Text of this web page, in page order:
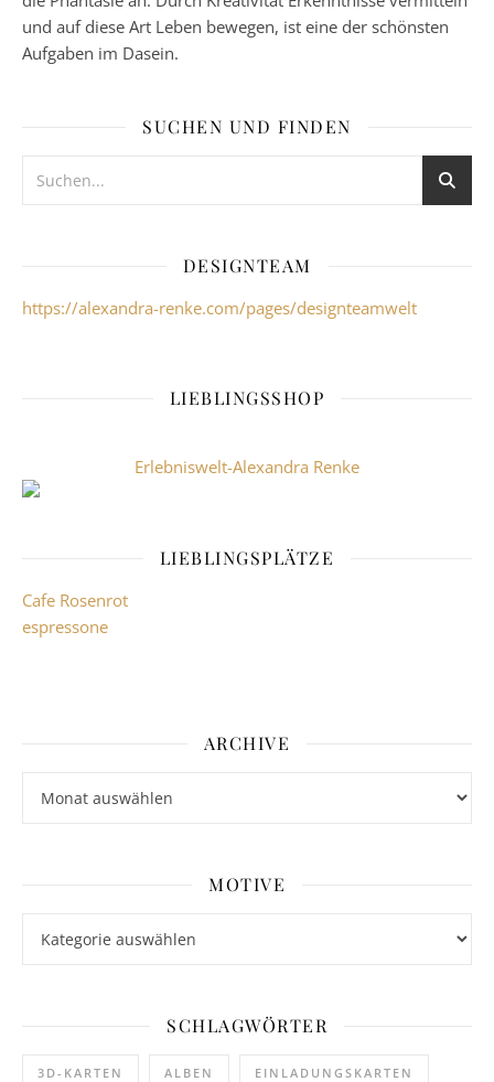
und auf diese Art Leben bewegen, ist eine der schönsten
Aufgaben im Dasein.
SUCHEN UND FINDEN
DESIGNTEAM
https://alexandra-renke.com/pages/designteamwelt
LIEBLINGSSHOP
Erlebniswelt-Alexandra Renke
LIEBLINGSPLÄTZE
Cafe Rosenrot
espressone
ARCHIVE
MOTIVE
SCHLAGWÖRTER
3D-KARTEN ALBEN EINLADUNGSKARTEN